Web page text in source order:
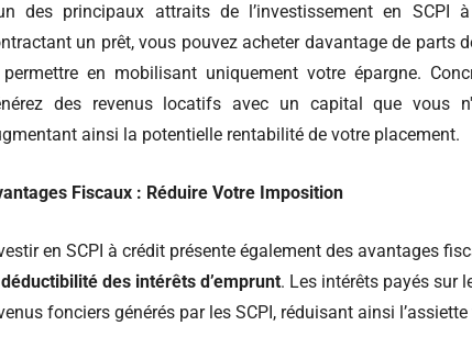
des principaux attraits de l’investissement en SCPI
un prêt, vous pouvez acheter davantage de parts
en mobilisant uniquement votre épargne.
des revenus locatifs avec un capital que vous
ainsi la potentielle rentabilité de votre placement.
Fiscaux : Réduire Votre Imposition
en SCPI à crédit présente également des avantages
déductibilité des intérêts d’emprunt. Les intérêts payés sur
fonciers générés par les SCPI, réduisant ainsi